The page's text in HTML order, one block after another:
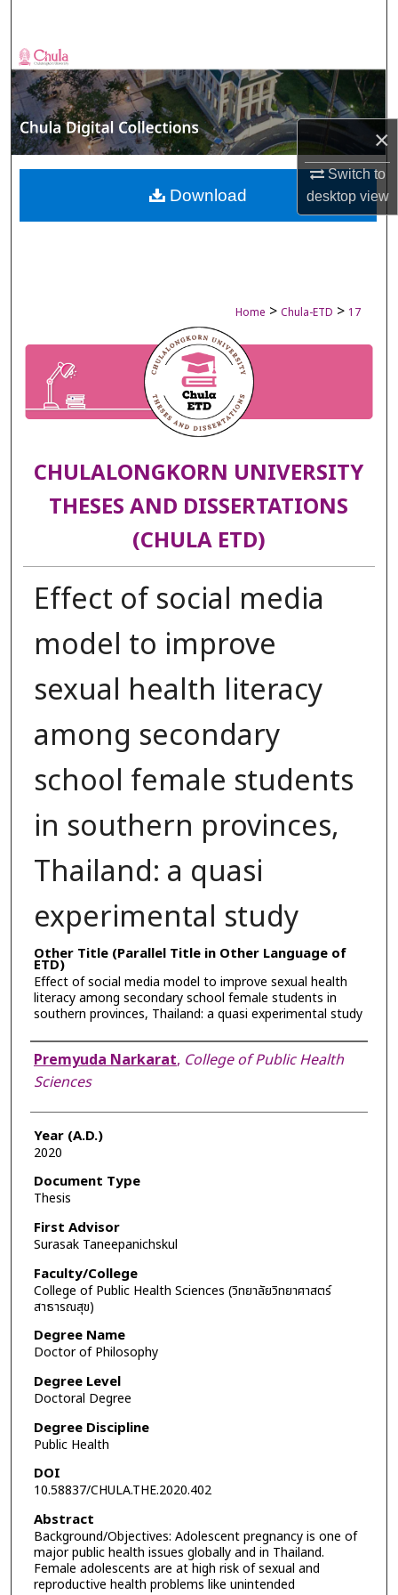
×
Switch to
desktopview
Browse Collections
My Account
About
Digital Commons Network™
Home > Chula-ETD > 17
CHULALONGKORN UNIVERSITY
THESES AND DISSERTATIONS
(CHULA ETD)
Effect of social media
model to improve
sexual health literacy
among secondary
school female students
in southern provinces,
Thailand: a quasi
experimental study
Other Title (Parallel Title in Other Language of
ETD)
Effect of social media model to improve sexual health
literacy among secondary school female students in
southern provinces, Thailand: a quasi experimental study
Author
Premyuda Narkarat, College of Public Health
Sciences
Year (A.D.)
2020
Document Type
Thesis
First Advisor
Surasak Taneepanichskul
Faculty/College
College of Public Health Sciences (วิทยาลัยวิทยาศาสตร์
สาธารณสุข)
Degree Name
Doctor of Philosophy
Degree Level
Doctoral Degree
Degree Discipline
Public Health
DOI
10.58837/CHULA.THE.2020.402
Abstract
Background/Objectives: Adolescent pregnancy is one of
major public health issues globally and in Thailand.
Female adolescents are at high risk of sexual and
reproductive health problems like unintended
Download